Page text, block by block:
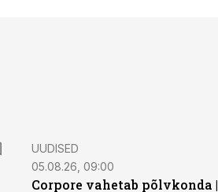
UUDISED
05.08.26, 09:00
Corpore vahetab põlvkonda |